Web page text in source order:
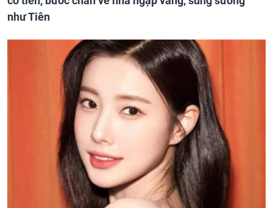
như Tiên